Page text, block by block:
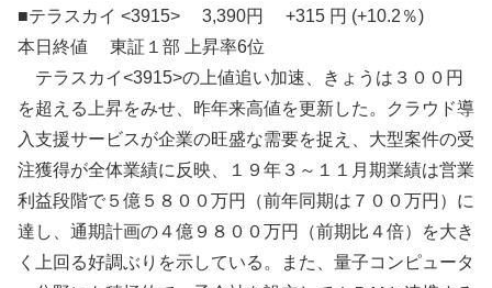
■テラスカイ <3915> 3,390円 +315 円 (+10.2％)
本日終値 東証１部 上昇率6位
テラスカイ<3915>の上値追い加速、きょうは３００円
を超える上昇をみせ、昨年来高値を更新した。クラウド導
入支援サービスが企業の旺盛な需要を捉え、大型案件の受
注獲得が全体業績に反映、１９年３～１１月期業績は営業
利益段階で５億５８００万円（前年同期は７００万円）に
達し、通期計画の４億９８００万円（前期比４倍）を大き
く上回る好調ぶりを示している。また、量子コンピュータ